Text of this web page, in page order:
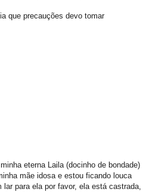
que precauções devo tomar
eterna Laila (docinho de bondade)
mãe idosa e estou ficando louca
para ela por favor, ela está castrada,